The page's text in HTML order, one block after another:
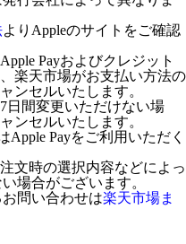
よりAppleのサイトをご確認
Payおよびクレジット
楽天市場がお支払い方法の
ンセルいたします。
日間変更いただけない場
ンセルいたします。
Apple Payをご利用いただく
文時の選択内容などによっ
場合がございます。
問い合わせは楽天市場ま